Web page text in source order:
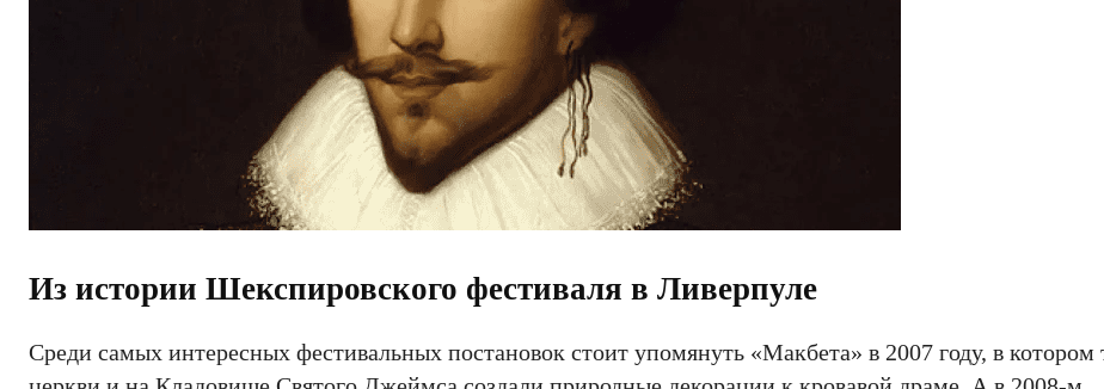
Из истории Шекспировского фестиваля в Ливерпуле
Среди самых интересных фестивальных постановок стоит упомянуть «Макбета» в 2007 году, в котором